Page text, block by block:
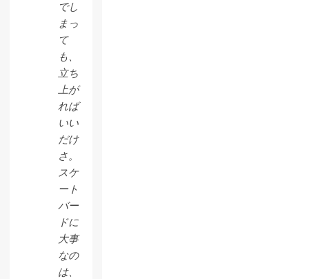
でし
まっ
て
も、
立ち
上が
れば
いい
だけ
さ。
スケ
ート
バー
ドに
大事
なの
は、